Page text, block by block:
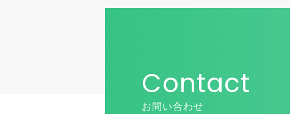
Contact
お問い合わせ